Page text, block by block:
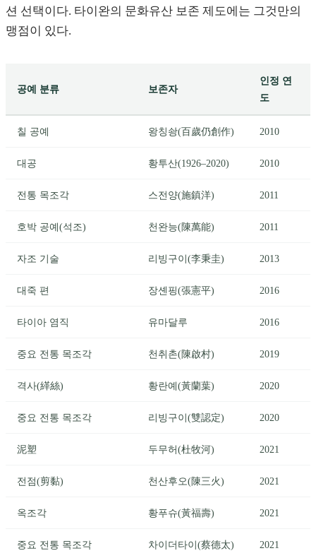
션 선택이다. 타이완의 문화유산 보존 제도에는 그것만의
맹점이 있다.
공예 분류 보존자
인정 연
도
칠 공예 왕칭솽(百歲仍創作) 2010
대공 황투산(1926–2020) 2010
전통 목조각 스전양(施鎮洋) 2011
호박 공예(석조) 천완능(陳萬能) 2011
자조 기술 리빙구이(李秉圭) 2013
대죽 편 장셴핑(張憲平) 2016
타이아 염직 유마달루 2016
중요 전통 목조각 천취촌(陳啟村) 2019
격사(緙絲) 황란예(黃蘭葉) 2020
중요 전통 목조각 리빙구이(雙認定) 2020
泥塑 두무허(杜牧河) 2021
전점(剪黏) 천산후오(陳三火) 2021
옥조각 황푸슈(黃福壽) 2021
중요 전통 목조각 차이더타이(蔡德太) 2021